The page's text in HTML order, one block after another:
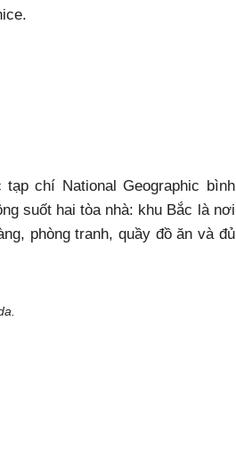
chí National Geographic bình
suốt hai tòa nhà: khu Bắc là nơi
phòng tranh, quầy đồ ăn và đủ